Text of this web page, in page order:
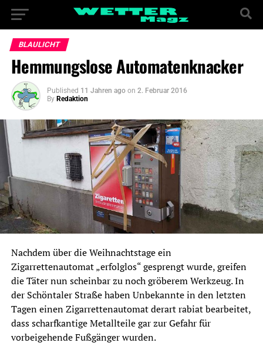
BLAULICHT
Hemmungslose Automatenknacker
Published 11 Jahren ago on 2. Februar 2016
By Redaktion
Nachdem über die Weihnachtstage ein
Zigarrettenautomat „erfolglos“ gesprengt wurde, greifen
die Täter nun scheinbar zu noch gröberem Werkzeug. In
der Schöntaler Straße haben Unbekannte in den letzten
Tagen einen Zigarrettenautomat derart rabiat bearbeitet,
dass scharfkantige Metallteile gar zur Gefahr für
vorbeigehende Fußgänger wurden.